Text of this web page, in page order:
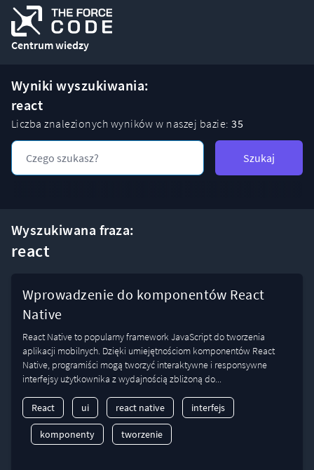
Centrum wiedzy
Wyniki wyszukiwania:
react
Liczba znalezionych wyników w naszej bazie:35
Szukaj
Wyszukiwana fraza:
react
Wprowadzenie do komponentów React
Native
React Native to popularny framework JavaScript do tworzenia
aplikacji mobilnych. Dzięki umiejętnościom komponentów React
Native, programiści mogą tworzyć interaktywne i responsywne
interfejsy użytkownika z wydajnością zbliżoną do...
React ui react native interfejs
komponenty tworzenie